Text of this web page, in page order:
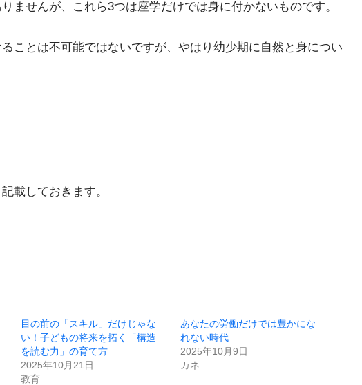
ませんが、これら3つは座学だけでは身に付かないものです。
ことは不可能ではないですが、やはり幼少期に自然と身につい
載しておきます。
目の前の「スキル」だけじゃな
い！子どもの将来を拓く「構造
を読む力」の育て方
2025年10月21日
教育
あなたの労働だけでは豊かにな
れない時代
2025年10月9日
カネ